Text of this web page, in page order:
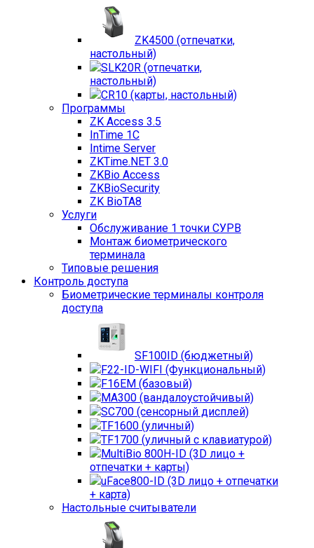
ZK4500 (отпечатки,
настольный)
SLK20R (отпечатки,
настольный)
CR10 (карты, настольный)
Программы
ZK Access 3.5
InTime 1С
Intime Server
ZKTime.NET 3.0
ZKBio Access
ZKBioSecurity
ZK BioTA8
Услуги
Обслуживание 1 точки СУРВ
Монтаж биометрического
терминала
Типовые решения
Контроль доступа
Биометрические терминалы контроля
доступа
SF100ID (бюджетный)
F22-ID-WIFI (Функциональный)
F16EM (базовый)
MA300 (вандалоустойчивый)
SC700 (сенсорный дисплей)
TF1600 (уличный)
TF1700 (уличный с клавиатурой)
MultiBio 800H-ID (3D лицо +
отпечатки + карты)
uFace800-ID (3D лицо + отпечатки
+ карта)
Настольные считыватели